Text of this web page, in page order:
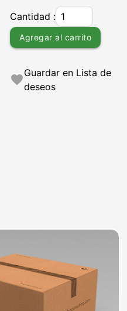
Cantidad :
Agregar al carrito
favoriteGuardar en Lista de
deseos